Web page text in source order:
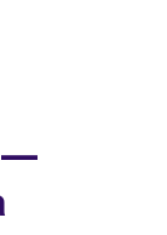
—